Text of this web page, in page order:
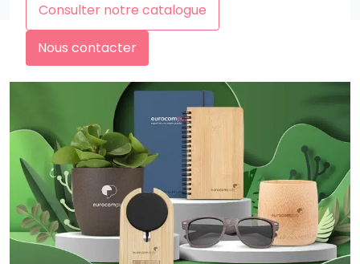
Consulter notre catalogue
Nous contacter